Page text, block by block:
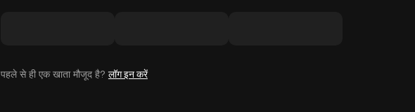
पहले से ही एक खाता मौजूद है? लॉग इन करें